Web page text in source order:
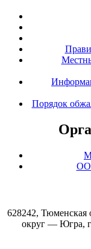
Порядок
628242,
округ — Югра,